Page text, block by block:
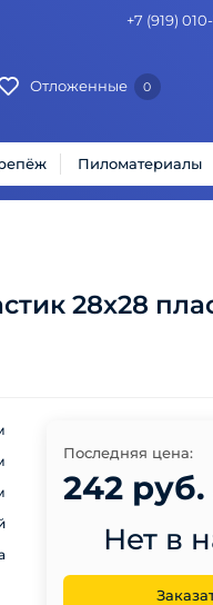
+7 (919)
Отложенные 0
Пиломатериалы
28х28
Последняя цена:
242 руб.
Нет в